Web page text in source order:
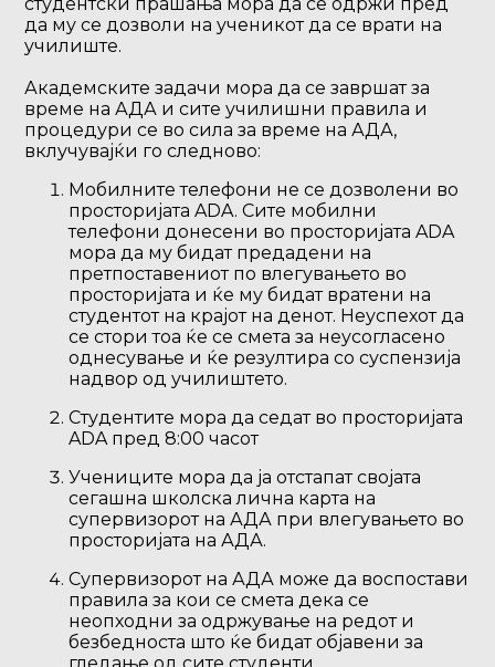
да му се дозволи на ученикот да се врати на
училиште.
Академските задачи мора да се завршат за
време на АДА и сите училишни правила и
процедури се во сила за време на АДА,
вклучувајќи го следново:
Мобилните телефони не се дозволени во
просторијата ADA. Сите мобилни
телефони донесени во просторијата ADA
мора да му бидат предадени на
претпоставениот по влегувањето во
просторијата и ќе му бидат вратени на
студентот на крајот на денот. Неуспехот да
се стори тоа ќе се смета за неусогласено
однесување и ќе резултира со суспензија
надвор од училиштето.
Студентите мора да седат во просторијата
ADA пред 8:00 часот
Учениците мора да ја отстапат својата
сегашна школска лична карта на
супервизорот на АДА при влегувањето во
просторијата на АДА.
Супервизорот на АДА може да воспостави
правила за кои се смета дека се
неопходни за одржување на редот и
безбедноста што ќе бидат објавени за